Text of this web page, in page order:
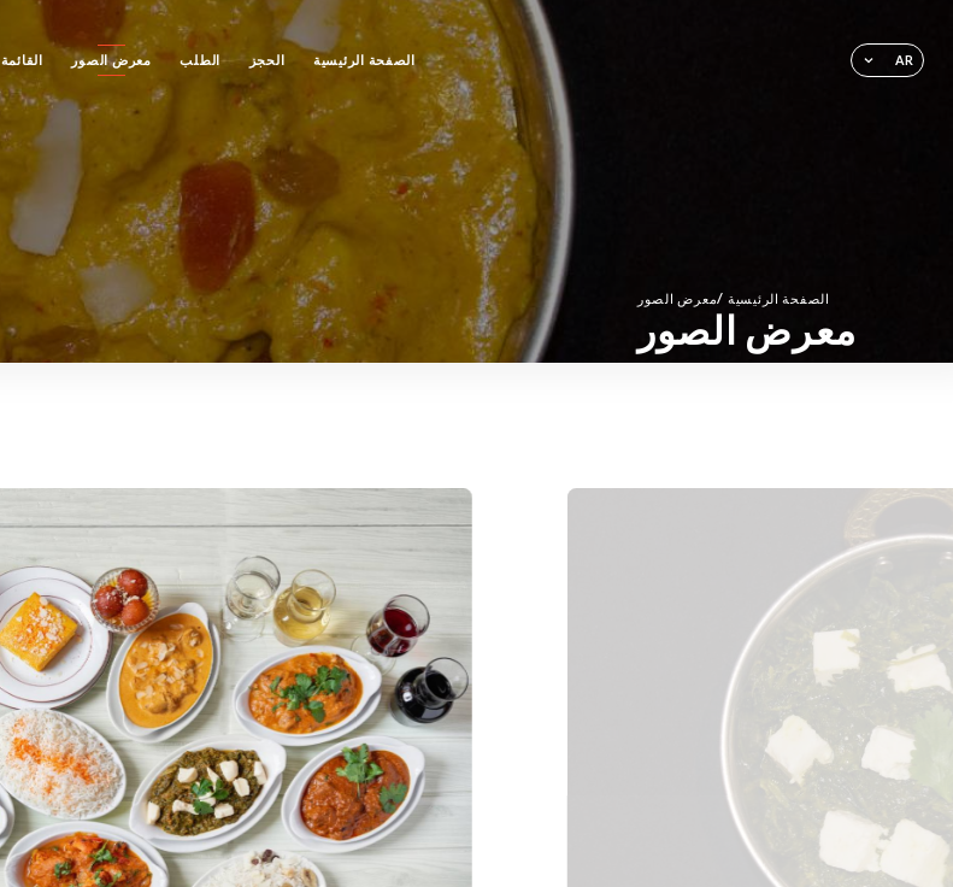
AR الصفحة الرئيسية الحجز الطلب معرض الصور القائمة
الصفحة الرئيسية /معرض الصور
معرض الصور